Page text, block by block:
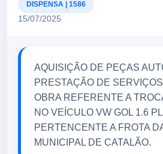
DISPENSA | 1586
15/07/2025
AQUISIÇÃO DE PEÇAS
PRESTAÇÃO DE
OBRA REFERENTE A
NO VEÍCULO VW GOL 1.6
PERTENCENTE A FROTA
MUNICIPAL DE CATALÃO.